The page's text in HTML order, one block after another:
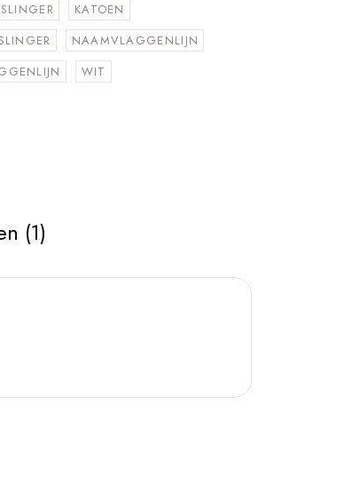
KATOEN
NAAMVLAGGENLIJN
WIT
(1)